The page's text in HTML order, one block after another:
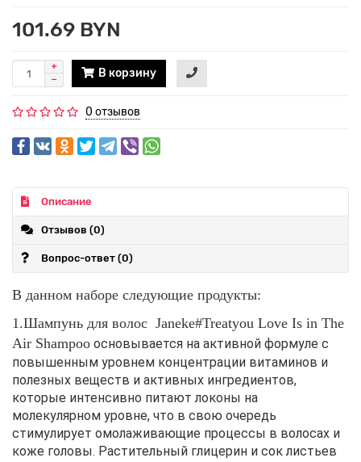
101.69 BYN
В корзину
0 отзывов
Описание
Отзывов (0)
Вопрос-ответ (0)
В данном наборе следующие продукты:
1.Шампунь для волос Janeke#Treatyou Love Is in The
Air Shampoo основывается на активной формуле с
повышенным уровнем концентрации витаминов и
полезных веществ и активных ингредиентов,
которые интенсивно питают локоны на
молекулярном уровне, что в свою очередь
стимулирует омолаживающие процессы в волосах и
коже головы. Растительный глицерин и сок листьев